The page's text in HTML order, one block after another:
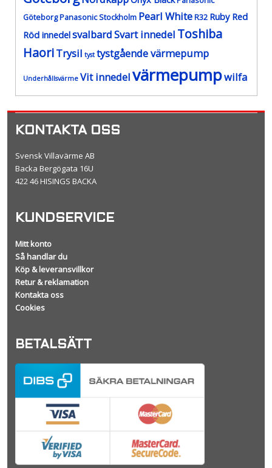
GöteborgPanasonic Stockholm Pearl WhiteR32 Ruby Red
Röd innedelsvalbardSvart innedel Toshiba
HaoriTrysil tyst tystgående värmepump
Underhållsvärme Vit innedelvärmepumpwilfa
KONTAKTA OSS
Svensk Villavärme AB
Backa Bergögata 16U
422 46 HISINGS BACKA
KUNDSERVICE
Mitt konto
Så handlar du
Köp & leveransvillkor
Retur & reklamation
Kontakta oss
Cookies
BETALSÄTT